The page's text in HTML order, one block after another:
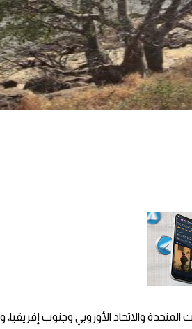
والاتحاد الأوروبي وجنوب